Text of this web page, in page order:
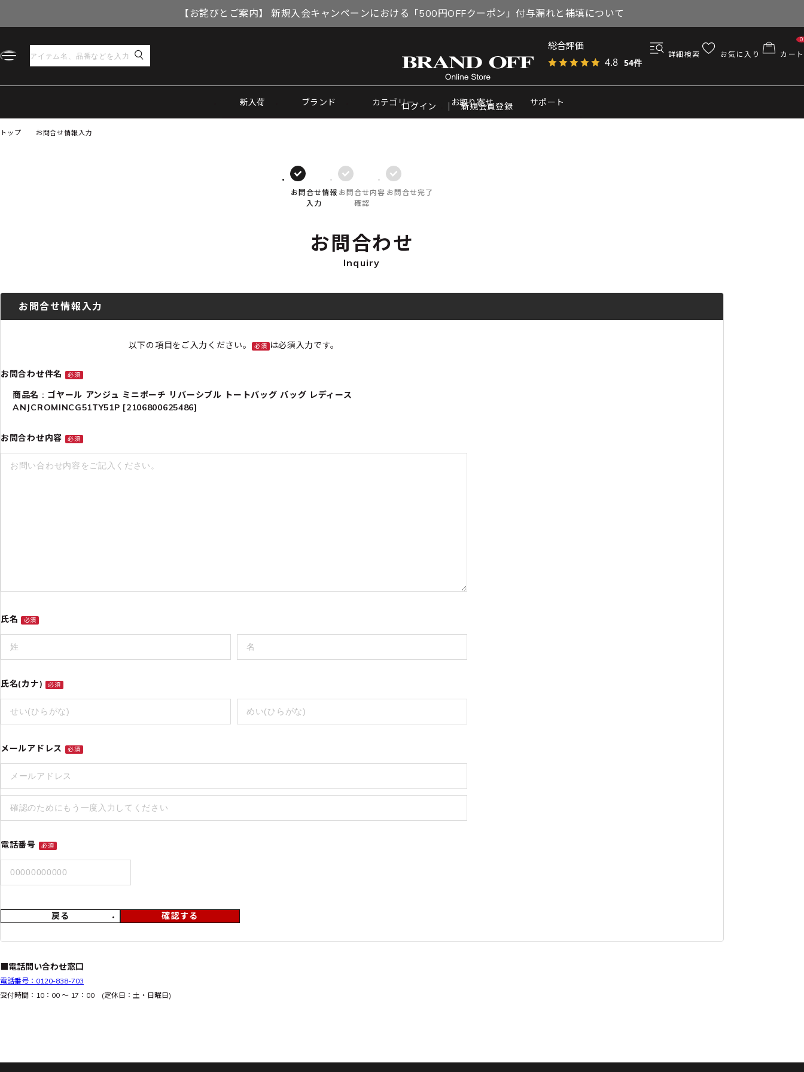
【お詫びとご案内】 新規入会キャンペーンにおける「500円OFFクーポン」付与漏れと補填について
総合評価
4.8 54件
詳細検索 お気に入り カート
0
新入荷 ブランド カテゴリー お取り寄せ サポート
ログイン 新規会員登録
トップ お問合せ情報入力
お問合せ情報
入力
お問合せ内容
確認
お問合せ完了
お問合わせ
Inquiry
お問合せ情報入力
以下の項目をご入力ください。 必須 は必須入力です。
お問合わせ件名 必須
商品名 : ゴヤール アンジュ ミニポーチ リバーシブル トートバッグ バッグ レディース
ANJCROMINCG51TY51P [2106800625486]
お問合わせ内容 必須
氏名 必須
氏名(カナ) 必須
メールアドレス 必須
電話番号 必須
戻る 確認する
■電話問い合わせ窓口
電話番号：0120-838-703
受付時間：10：00 ～ 17：00 (定休日：土・日曜日)